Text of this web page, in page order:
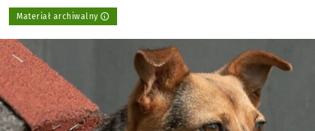
Materiał archiwalny